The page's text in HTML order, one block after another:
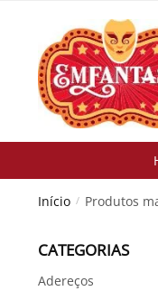
navigation
content
Início / Produtos
CATEGORIAS
Adereços